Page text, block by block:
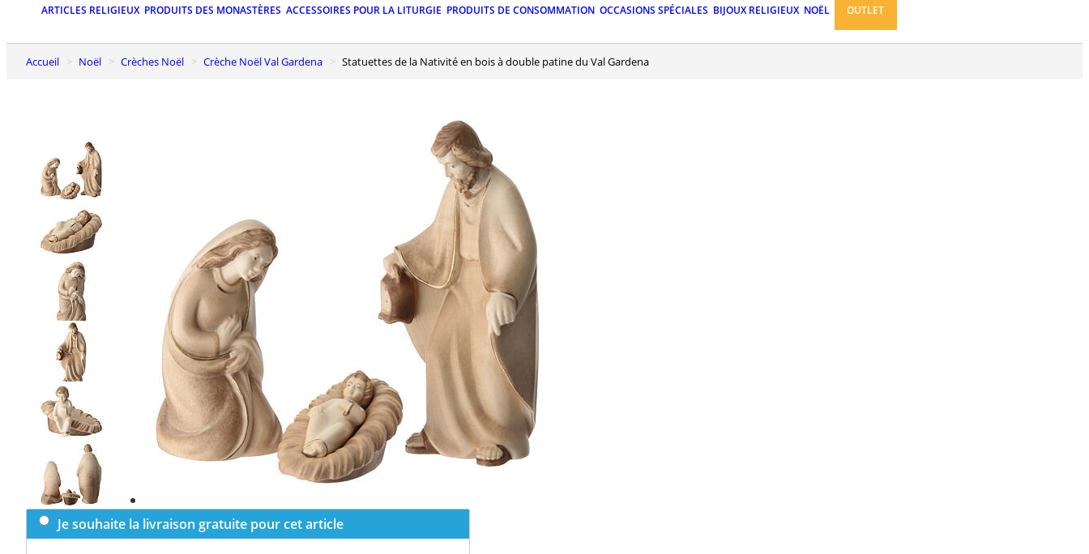
ARTICLES RELIGIEUX PRODUITS DES MONASTÈRES ACCESSOIRES POUR LA LITURGIE PRODUITS DE CONSOMMATION OCCASIONS SPÉCIALES BIJOUX RELIGIEUX NOËL OUTLET
Accueil Noël Crèches Noël Crèche Noël Val Gardena Statuettes de la Nativité en bois à double patine du Val Gardena
Previous
Next
slide
Je souhaite la livraison gratuite pour cet article